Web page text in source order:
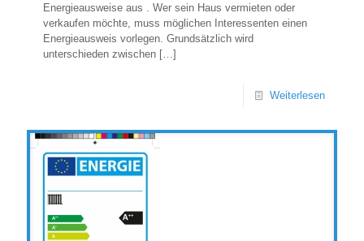
Energieausweise aus . Wer sein Haus vermieten oder
verkaufen möchte, muss möglichen Interessenten einen
Energieausweis vorlegen. Grundsätzlich wird
unterschieden zwischen […]
Weiterlesen